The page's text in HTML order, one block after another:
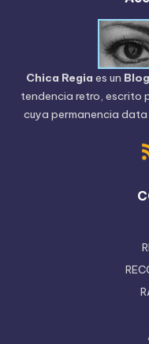
Chica Regia es un
tendencia retro, escrito
cuya permanencia